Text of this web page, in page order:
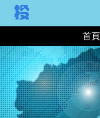
首頁